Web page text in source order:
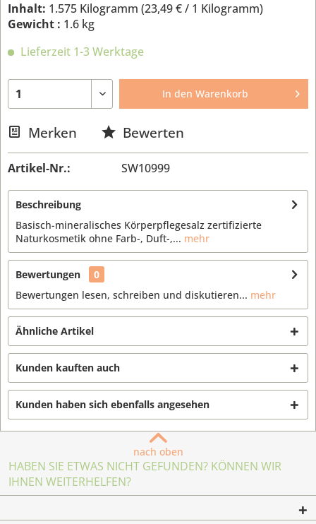
Inhalt: 1.575 Kilogramm (23,49 €/ 1 Kilogramm)
Gewicht : 1.6 kg
Lieferzeit 1-3 Werktage
In den Warenkorb
Merken Bewerten
Artikel-Nr.: SW10999
Beschreibung
Basisch-mineralisches Körperpflegesalz zertifizierte
Naturkosmetik ohne Farb-, Duft-,... mehr
Bewertungen
0
Bewertungen lesen, schreiben und diskutieren... mehr
Ähnliche Artikel
Kunden kauften auch
Kunden haben sich ebenfalls angesehen
nach oben
HABEN SIE ETWAS NICHT GEFUNDEN? KÖNNEN WIR
IHNEN WEITERHELFEN?